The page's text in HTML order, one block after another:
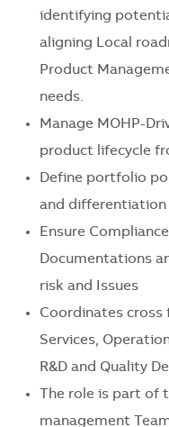
identifying
aligning Local
Product
needs.
Manage MOHP-
product lifecycle
Define portfolio
and differentiation
Ensure
Documentations
risk and Issues
Coordinates cross
Services,
R&D and Quality
The role is part of
management